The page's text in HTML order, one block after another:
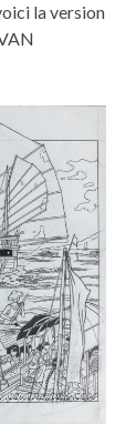
la version